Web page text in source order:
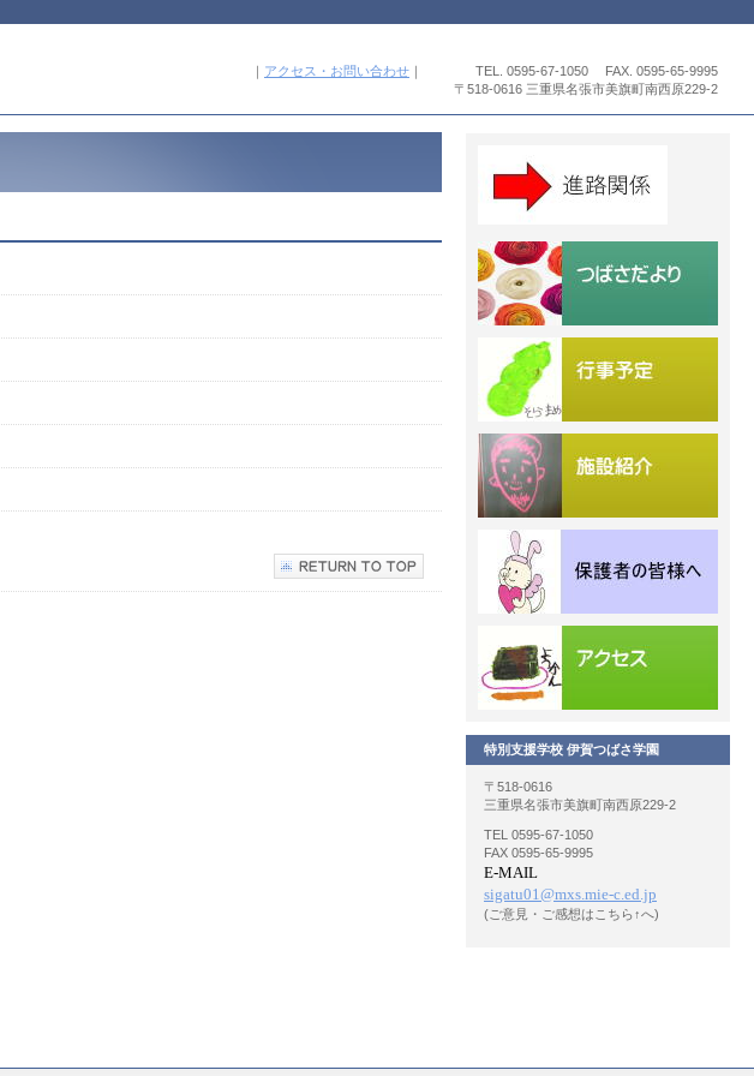
｜ アクセス・お問い合わせ ｜ TEL. 0595-67-1050 FAX. 0595-65-9995
〒518-0616 三重県名張市美旗町南西原229-2
特別支援学校 伊賀つばさ学園
〒518-0616
三重県名張市美旗町南西原229-2
TEL 0595-67-1050
FAX 0595-65-9995
E-MAIL
sigatu01@mxs.mie-c.ed.jp
(ご意見・ご感想はこちら↑へ)